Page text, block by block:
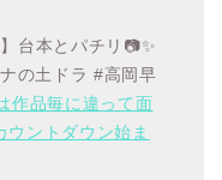
台本とパチリ📷✨
の土ドラ #高岡早
作品毎に違って面
ントダウン始ま